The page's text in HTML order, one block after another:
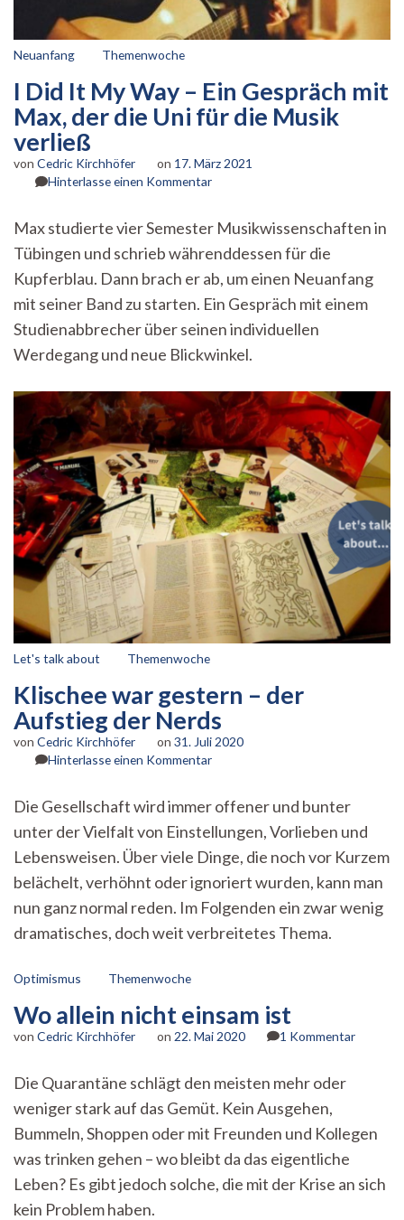
Neuanfang Themenwoche
I Did It My Way – Ein Gespräch mit
Max, der die Uni für die Musik
verließ
von Cedric Kirchhöfer on 17. März 2021
Hinterlasse einen Kommentarzu
It
My
Way
–
Ein
Gespräch
Max,
die
Uni
für
die
Musik
verließ
Max studierte vier Semester Musikwissenschaften in
Tübingen und schrieb währenddessen für die
Kupferblau. Dann brach er ab, um einen Neuanfang
mit seiner Band zu starten. Ein Gespräch mit einem
Studienabbrecher über seinen individuellen
Werdegang und neue Blickwinkel.
Let's talk about Themenwoche
Klischee war gestern – der
Aufstieg der Nerds
von Cedric Kirchhöfer on 31. Juli 2020
Hinterlasse einen Kommentarzu
gestern
–
der
Aufstieg
der
Nerds
Die Gesellschaft wird immer offener und bunter
unter der Vielfalt von Einstellungen, Vorlieben und
Lebensweisen. Über viele Dinge, die noch vor Kurzem
belächelt, verhöhnt oder ignoriert wurden, kann man
nun ganz normal reden. Im Folgenden ein zwar wenig
dramatisches, doch weit verbreitetes Thema.
Optimismus Themenwoche
Wo allein nicht einsam ist
von Cedric Kirchhöfer on 22. Mai 2020 1 Kommentarzu
Die Quarantäne schlägt den meisten mehr oder
weniger stark auf das Gemüt. Kein Ausgehen,
Bummeln, Shoppen oder mit Freunden und Kollegen
was trinken gehen – wo bleibt da das eigentliche
Leben? Es gibt jedoch solche, die mit der Krise an sich
kein Problem haben.